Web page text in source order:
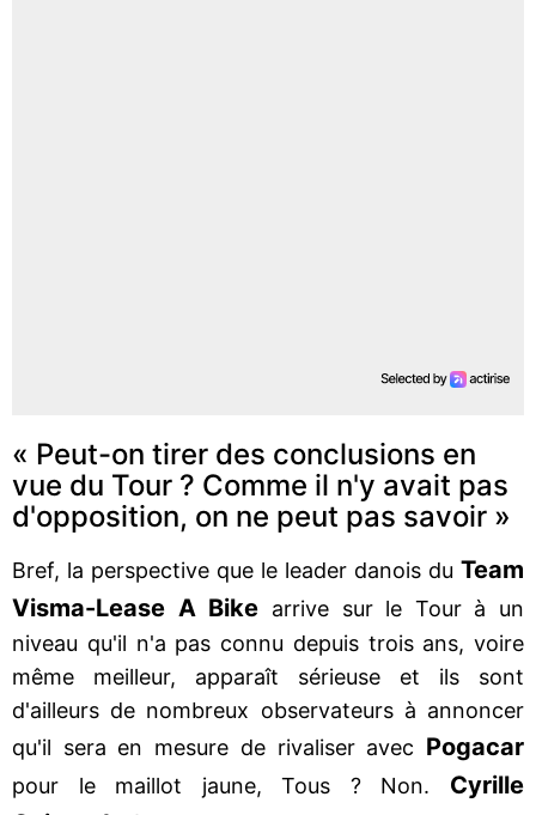
« Peut-on tirer des conclusions en
vue du Tour ? Comme il n'y avait pas
d'opposition, on ne peut pas savoir »
Bref, la perspective que le leader danois du Team
Visma-Lease A Bike arrive sur le Tour à un
niveau qu'il n'a pas connu depuis trois ans, voire
même meilleur, apparaît sérieuse et ils sont
d'ailleurs de nombreux observateurs à annoncer
qu'il sera en mesure de rivaliser avec Pogacar
pour le maillot jaune, Tous ? Non. Cyrille